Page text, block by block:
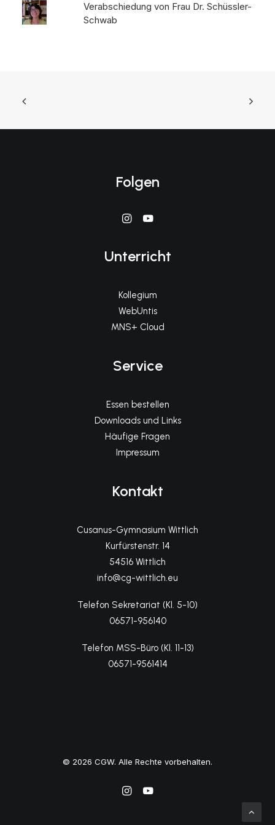
Verabschiedung von Frau Dr. Schüssler-
Schwab
Folgen
Unterricht
Kollegium
WebUntis
MNS+ Cloud
Service
Essen bestellen
Downloads und Links
Häufige Fragen
Impressum
Kontakt
Cusanus-Gymnasium Wittlich
Kurfürstenstr. 14
54516 Wittlich
info@cg-wittlich.eu
Telefon Sekretariat (Kl. 5-10)
06571-956140
Telefon MSS-Büro (Kl. 11-13)
06571-9561414
© 2026 CGW. Alle Rechte vorbehalten.